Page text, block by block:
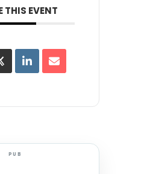
THIS EVENT
PUB